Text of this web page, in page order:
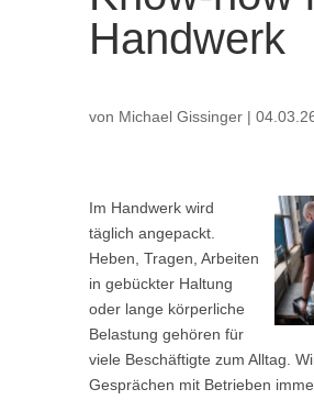
Handwerk
von Michael Gissinger|
Im Handwerk wird
täglich angepackt.
Heben, Tragen, Arbeiten
in gebückter Haltung
oder lange körperliche
Belastung gehören für
viele Beschäftigte zum Alltag.
Gesprächen mit Betrieben